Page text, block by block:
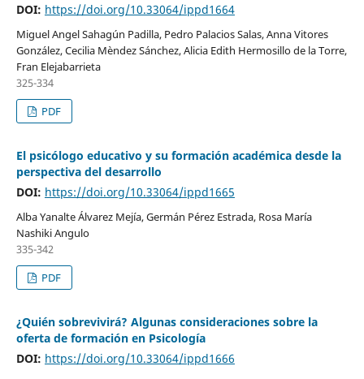
DOI: https://doi.org/10.33064/ippd1664
Miguel Angel Sahagún Padilla, Pedro Palacios Salas, Anna Vitores
González, Cecilia Mèndez Sánchez, Alicia Edith Hermosillo de la Torre,
Fran Elejabarrieta
325-334
PDF
El psicólogo educativo y su formación académica desde la
perspectiva del desarrollo
DOI: https://doi.org/10.33064/ippd1665
Alba Yanalte Álvarez Mejía, Germán Pérez Estrada, Rosa María
Nashiki Angulo
335-342
PDF
¿Quién sobrevivirá? Algunas consideraciones sobre la
oferta de formación en Psicología
DOI: https://doi.org/10.33064/ippd1666